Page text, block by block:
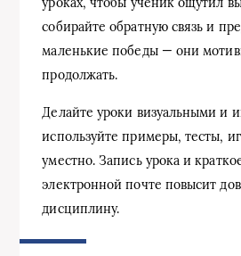
собирайте обратную связь и
маленькие победы — они
продолжать.
Делайте уроки визуальными и
используйте примеры, тесты,
уместно. Запись урока и
электронной почте повысит
дисциплину.